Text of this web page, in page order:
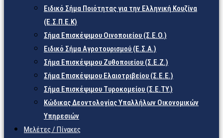
Ειδικό Σήμα Ποιότητας για την Ελληνική Κουζίνα
(Ε.Σ.Π.Ε.Κ)
Σήμα Επισκέψιμου Οινοποιείου (Σ.Ε.Ο.)
Ειδικό Σήμα Αγροτουρισμού (Ε.Σ.Α.)
Σήμα Επισκέψιμου Ζυθοποιείου (Σ.Ε.Ζ.)
Σήμα Επισκέψιμου Ελαιοτριβείου (Σ.Ε.Ε.)
Σήμα Επισκέψιμου Τυροκομείου (Σ.Ε.TY.)
Κώδικας Δεοντολογίας Υπαλλήλων Οικονομικών
Υπηρεσιών
Μελέτες / Πίνακες